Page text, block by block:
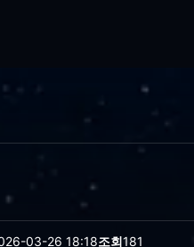
03-26 18:18조회181